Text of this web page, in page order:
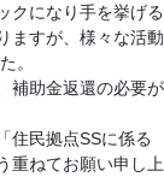
クになり手を挙げる
ますが、様々な活動
。
補助金返還の必要が
住民拠点SSに係る
重ねてお願い申し上